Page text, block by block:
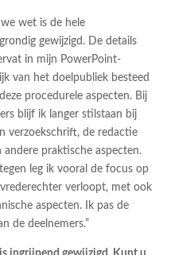
wet is de hele
gewijzigd. De details
in mijn PowerPoint-
van het doelpubliek besteed
procedurele aspecten. Bij
blijf ik langer stilstaan bij
verzoekschrift, de redactie
andere praktische aspecten.
leg ik vooral de focus op
verloopt, met ook
aspecten. Ik pas de
de deelnemers.”